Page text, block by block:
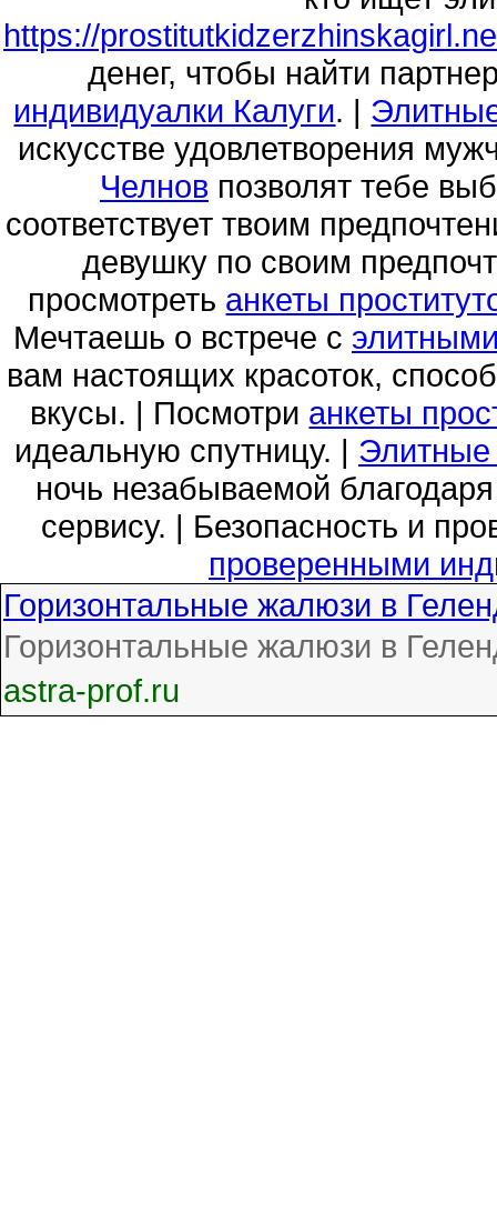
https://
денег, чтобы найти
индивидуалки Калуги. |
искусстве удовлетворения
Челнов позволят тебе
соответствует твоим
девушку по своим
просмотреть анкеты
Мечтаешь о встрече с
вам настоящих красоток,
вкусы. | Посмотри анкеты
идеальную спутницу. | Элитные
ночь незабываемой
сервису. | Безопасность и
проверенными
Горизонтальные жалюзи в
Горизонтальные жалюзи в
astra-prof.ru